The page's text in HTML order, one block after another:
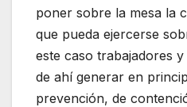
poner sobre la mesa la
que pueda ejercerse
este caso trabajadores
de ahí generar en
prevención, de